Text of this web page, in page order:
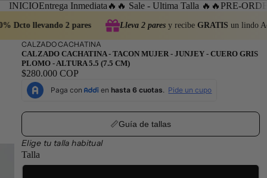
INICIOEntrega Inmediata 🔥🔥 Sale - Ultima Talla 🔥🔥PRE-
Dcto llevando 2 pares Lleva 2 paresy recibeGRATIS un lindo
CALZADO CACHATINA
CALZADO CACHATINA - TACON MUJER - JUNJEY - CUERO GRIS
PLOMO - ALTURA 5.5 (7.5 CM)
$280.000 COP
📏Guía de tallas
Elige tu talla habitual
Talla